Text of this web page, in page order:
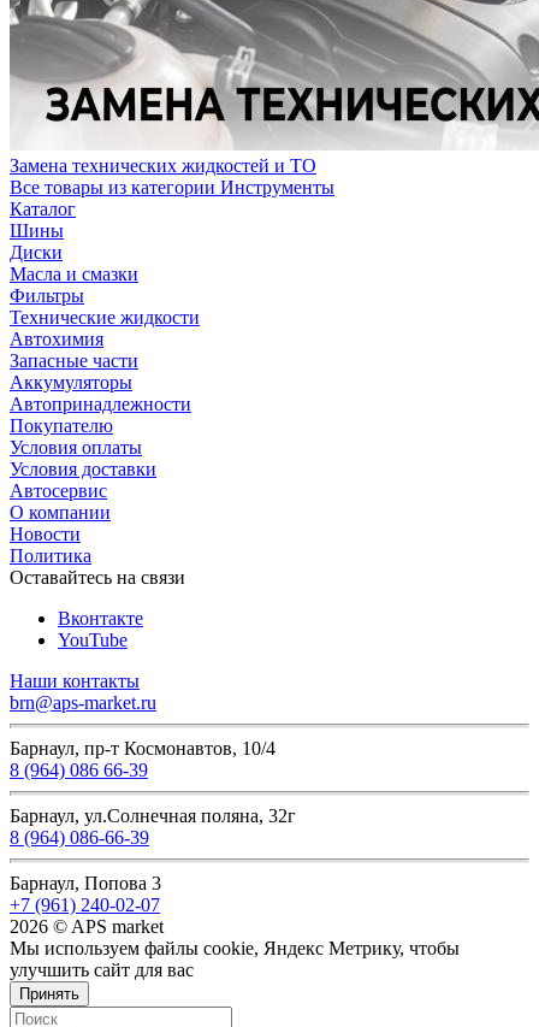
Замена технических жидкостей и ТО
Все товары из категории Инструменты
Каталог
Шины
Диски
Масла и смазки
Фильтры
Технические жидкости
Автохимия
Запасные части
Аккумуляторы
Автопринадлежности
Покупателю
Условия оплаты
Условия доставки
Автосервис
О компании
Новости
Политика
Оставайтесь на связи
Вконтакте
YouTube
Наши контакты
brn@aps-market.ru
Барнаул, пр-т Космонавтов, 10/4
8 (964) 086 66-39
Барнаул, ул.Солнечная поляна, 32г
8 (964) 086-66-39
Барнаул, Попова 3
+7 (961) 240-02-07
2026 © APS market
Мы используем файлы cookie, Яндекс Метрику, чтобы
улучшить сайт для вас
Принять